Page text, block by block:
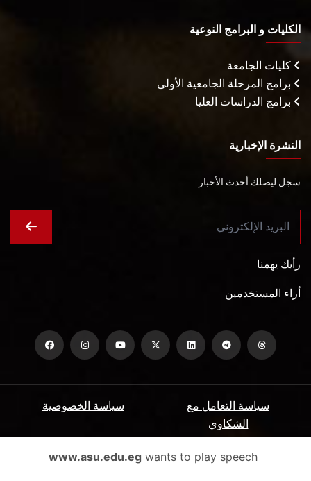
الكليات و البرامج النوعية
كليات الجامعة
برامج المرحلة الجامعية الأولى
برامج الدراسات العليا
النشرة الإخبارية
سجل ليصلك أحدث الأخبار
رأيك يهمنا
أراء المستخدمين
سياسة الخصوصية
سياسة التعامل مع
الشكاوي
الأسئلة الشائعة ميثاق المتعاملين www.asu.edu.egwants to play speech